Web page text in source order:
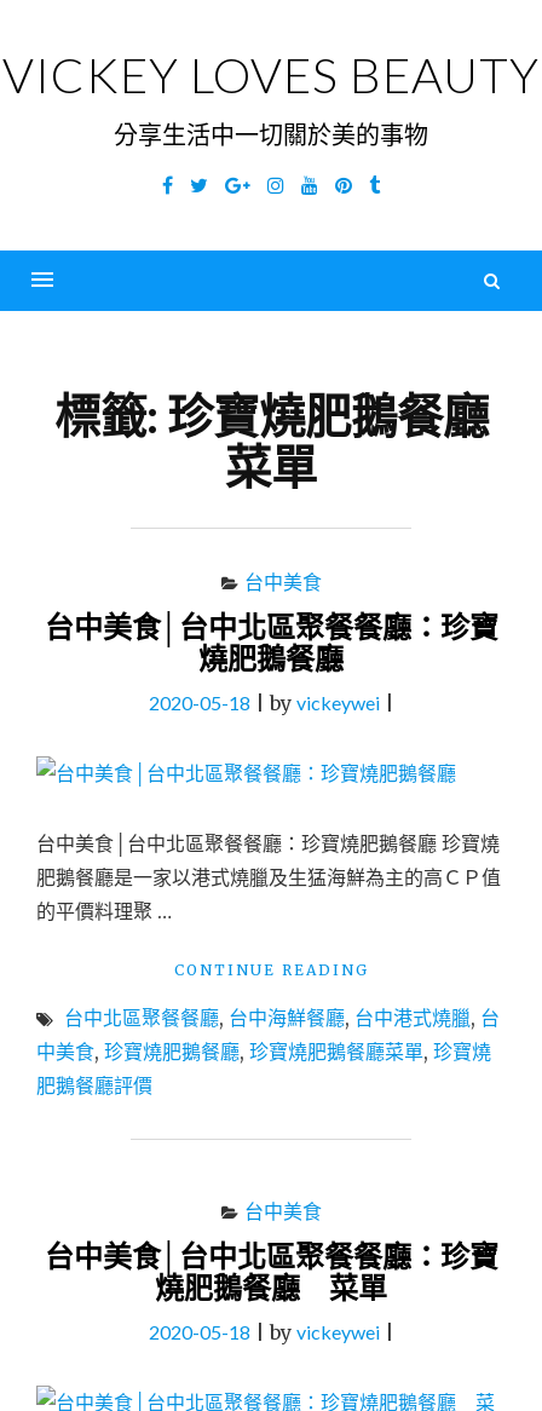
content
VICKEY LOVES BEAUTY
分享生活中一切關於美的事物
Facebook
TwitterGoogleInstagramYouTubePinterest
Tumblr
標籤: 珍寶燒肥鵝餐廳
菜單
台中美食
台中美食│台中北區聚餐餐廳：珍寶
燒肥鵝餐廳
2020-05-18 |by vickeywei|
台中美食│台中北區聚餐餐廳：珍寶燒肥鵝餐廳 珍寶燒
肥鵝餐廳是一家以港式燒臘及生猛海鮮為主的高ＣＰ值
的平價料理聚 …
CONTINUE READING
美
食
餐
廳：
珍
寶
鵝
台中北區聚餐餐廳, 台中海鮮餐廳, 台中港式燒臘, 台
中美食, 珍寶燒肥鵝餐廳, 珍寶燒肥鵝餐廳菜單, 珍寶燒
肥鵝餐廳評價
台中美食
台中美食│台中北區聚餐餐廳：珍寶
燒肥鵝餐廳 菜單
2020-05-18 |by vickeywei|